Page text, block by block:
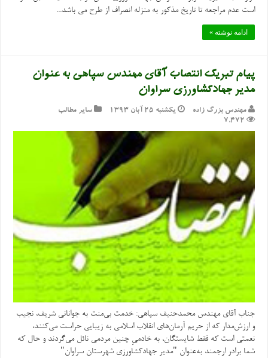
است عدم مراجعه تا تاریخ مذکور به منزله انصراف از طرح می باشد...
ادامه نوشته »
پیام تبریک انتصاب آقای مهندس سپاهی به عنوان
مدیر جهادکشاورزی سراوان
مهندس بزرگ زاده یکشنبه ۲۵ آبان ۱۳۹۳
سایر مطالب
7,472
جناب آقای مهندس محمدحنیف سپاهی: خدمت بی‌منت به جوانانی شریف، نجیب
و ارزش‌مدار که از حریم آرمان‌های انقلاب اسلامی به زیبایی حراست می‌کنند،
نعمتی است که فقط شایستگان، به خادمیِ چنین مردمی نائل می‌گردند و حال که
شما برادر ارجمند به‌عنوان "مدیر جهادکشاورزی شهرستان سراوان"